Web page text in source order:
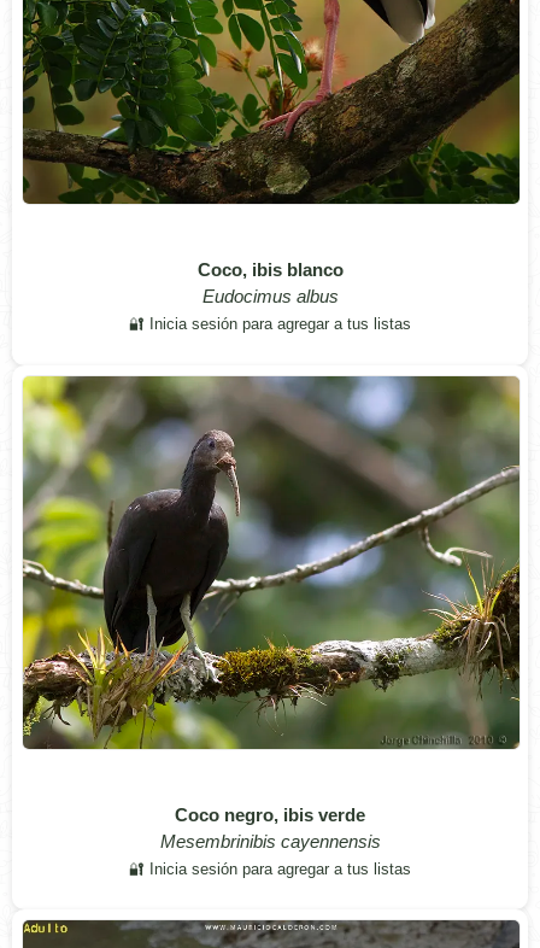
Coco, ibis blanco
Eudocimus albus
🔐 Inicia sesión para agregar a tus listas
Coco negro, ibis verde
Mesembrinibis cayennensis
🔐 Inicia sesión para agregar a tus listas